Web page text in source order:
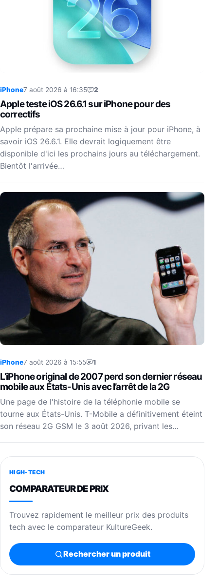
iPhone7 août 2026 à 16:35 2
Apple teste iOS 26.6.1 sur iPhone pour des
correctifs
Apple prépare sa prochaine mise à jour pour iPhone, à
savoir iOS 26.6.1. Elle devrait logiquement être
disponible d'ici les prochains jours au téléchargement.
Bientôt l'arrivée…
iPhone7 août 2026 à 15:55 1
L’iPhone original de 2007 perd son dernier réseau
mobile aux États-Unis avec l’arrêt de la 2G
Une page de l'histoire de la téléphonie mobile se
tourne aux États-Unis. T-Mobile a définitivement éteint
son réseau 2G GSM le 3 août 2026, privant les…
HIGH-TECH
COMPARATEUR DE PRIX
Trouvez rapidement le meilleur prix des produits
tech avec le comparateur KultureGeek.
Rechercher un produit